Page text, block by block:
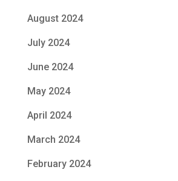
August 2024
July 2024
June 2024
May 2024
April 2024
March 2024
February 2024